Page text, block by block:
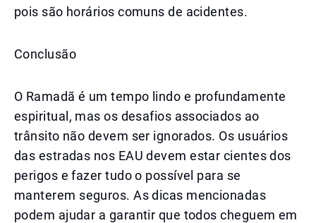
pois são horários comuns de acidentes.
Conclusão
O Ramadã é um tempo lindo e profundamente
espiritual, mas os desafios associados ao
trânsito não devem ser ignorados. Os usuários
das estradas nos EAU devem estar cientes dos
perigos e fazer tudo o possível para se
manterem seguros. As dicas mencionadas
podem ajudar a garantir que todos cheguem em